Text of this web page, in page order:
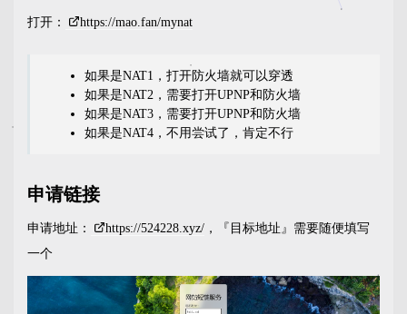
打开： https://mao.fan/mynat
如果是NAT1，打开防火墙就可以穿透
如果是NAT2，需要打开UPNP和防火墙
如果是NAT3，需要打开UPNP和防火墙
如果是NAT4，不用尝试了，肯定不行
申请链接
申请地址： https://524228.xyz/ ，『目标地址』需要随便填写
一个